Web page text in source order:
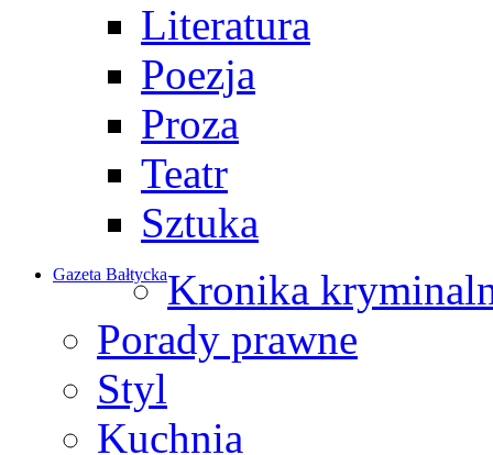
Literatura
Poezja
Proza
Teatr
Sztuka
Gazeta BałtyckaKronika
Porady prawne
Styl
Kuchnia